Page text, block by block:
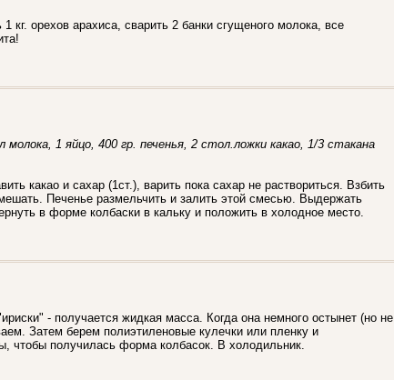
кг. орехов арахиса, сварить 2 банки сгущеного молока, все
1 яйцо, 400 гр. печенья, 2 стол.ложки какао, 1/3 стакана
какао и сахар (1ст.), варить пока сахар не раствориться. Взбить
Печенье размельчить и залить этой смесью. Выдержать
в форме колбаски в кальку и положить в холодное место.
- получается жидкая масса. Когда она немного остынет (но не
Затем берем полиэтиленовые кулечки или пленку и
чтобы получилась форма колбасок. В холодильник.